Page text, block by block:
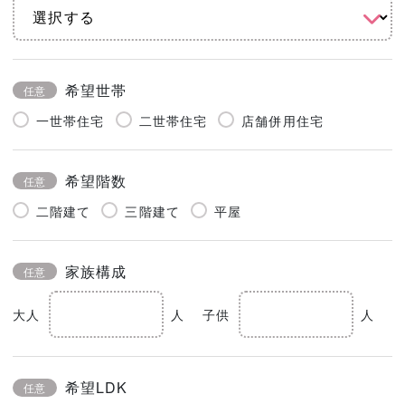
任意 希望世帯
一世帯住宅 二世帯住宅 店舗併用住宅
任意 希望階数
二階建て 三階建て 平屋
任意 家族構成
大人 人 子供 人
任意 希望LDK